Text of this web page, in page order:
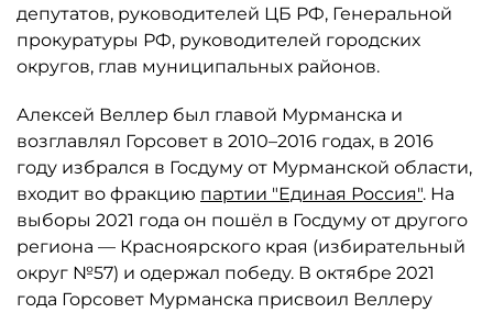
депутатов, руководителей ЦБ РФ, Генеральной
прокуратуры РФ, руководителей городских
округов, глав муниципальных районов.
Алексей Веллер был главой Мурманска и
возглавлял Горсовет в 2010–2016 годах, в 2016
году избрался в Госдуму от Мурманской области,
входит во фракцию партии "Единая Россия". На
выборы 2021 года он пошёл в Госдуму от другого
региона — Красноярского края (избирательный
округ №57) и одержал победу. В октябре 2021
года Горсовет Мурманска присвоил Веллеру